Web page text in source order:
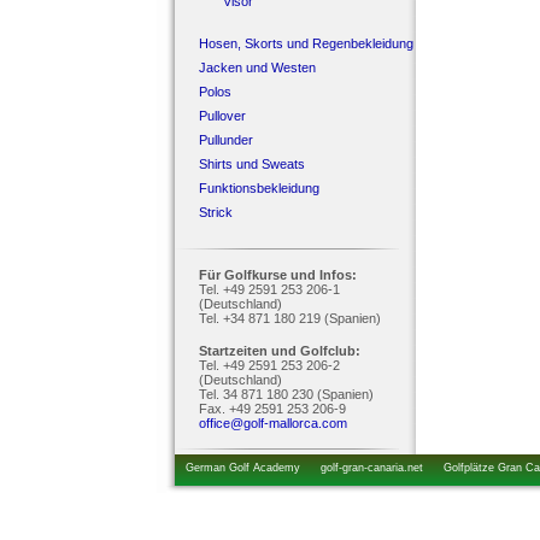
Hosen, Skorts und Regenbekleidung
Jacken und Westen
Polos
Pullover
Pullunder
Shirts und Sweats
Funktionsbekleidung
Strick
Für Golfkurse und Infos:
Tel. +49 2591 253 206-1
(Deutschland)
Tel. +34 871 180 219 (Spanien)
Startzeiten und Golfclub:
Tel. +49 2591 253 206-2
(Deutschland)
Tel. 34 871 180 230 (Spanien)
Fax. +49 2591 253 206-9
office@golf-mallorca.com
German Golf Academy golf-gran-canaria.net Golfplätze Gran
startzeiten.de golfkurs-urlaub.de